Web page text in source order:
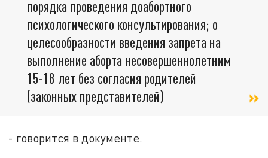
порядка проведения доабортного
психологического консультирования; о
целесообразности введения запрета на
выполнение аборта несовершеннолетним
15-18 лет без согласия родителей
(законных представителей)
- говорится в документе.